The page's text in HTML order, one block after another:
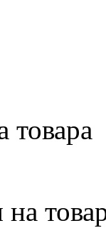
товара